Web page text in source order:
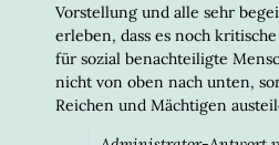
Vorstellung und alle sehr
erleben, dass es noch
für sozial benachteiligte
nicht von oben nach unten,
Reichen und Mächtigen